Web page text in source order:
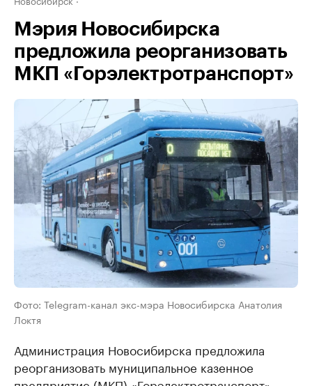
Мэрия Новосибирска
предложила реорганизовать
МКП «Горэлектротранспорт»
Фото: Telegram-канал экс-мэра Новосибирска Анатолия
Локтя
Администрация Новосибирска предложила
реорганизовать муниципальное казенное